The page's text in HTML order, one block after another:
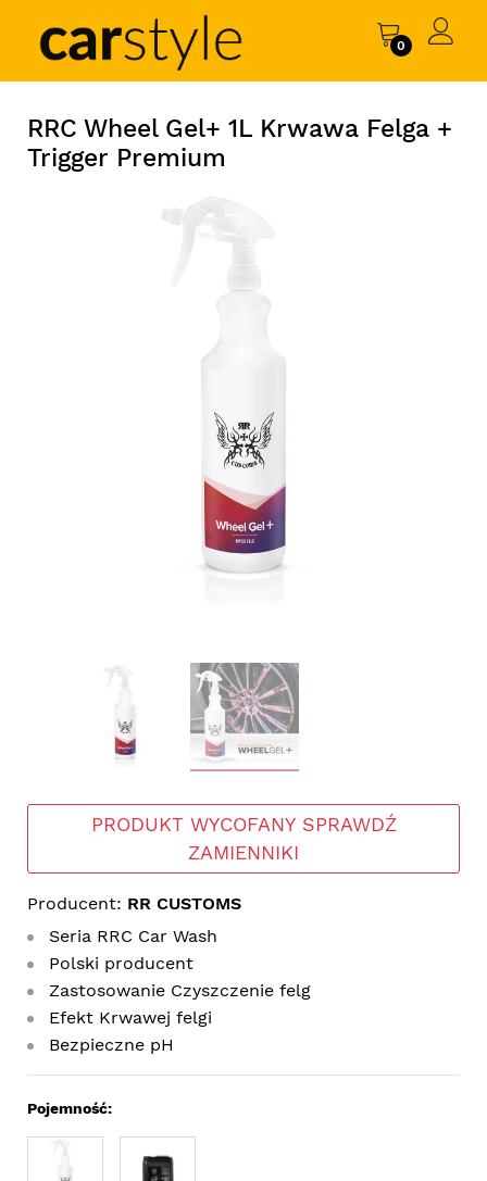
0
RRC Wheel Gel+ 1L Krwawa Felga +
Trigger Premium
PRODUKT WYCOFANY SPRAWDŹ
ZAMIENNIKI
Producent: RR CUSTOMS
Seria RRC Car Wash
Polski producent
Zastosowanie Czyszczenie felg
Efekt Krwawej felgi
Bezpieczne pH
Pojemność: